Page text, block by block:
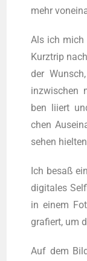
mehr
Als ich mich
Kurz­trip
der
inzwi­schen
ben liiert
chen
se­hen
Ich besaß
digitales
in einem
gra­fiert, um
Auf dem